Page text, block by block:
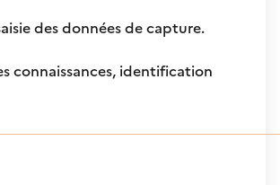
des données de capture.
connaissances, identification